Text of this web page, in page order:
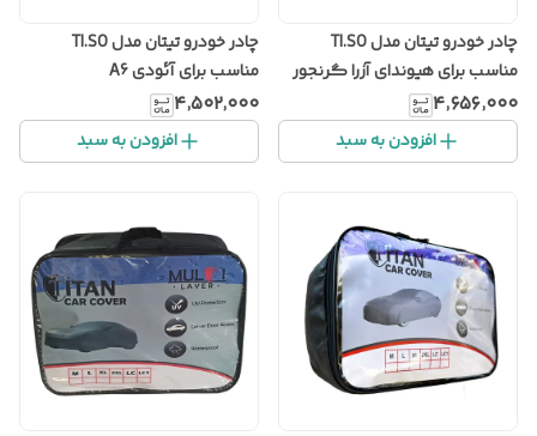
چادر خودرو تیتان مدل TI.SO
مناسب برای هیوندای آزرا گرنجور
۴٬۶۵۶٬۰۰۰
افزودن به سبد
چادر خودرو تیتان مدل TI.SO
مناسب برای آئودی A6
۴٬۵۰۲٬۰۰۰
افزودن به سبد